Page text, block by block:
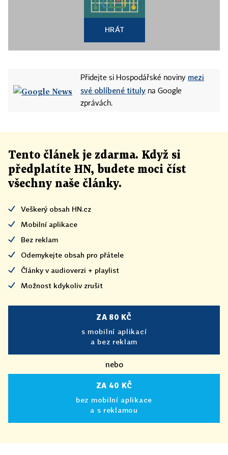
HRÁT
Přidejte si Hospodářské noviny mezi
své oblíbené tituly na Google
zprávách.
Tento článek je zdarma. Když si
předplatíte HN, budete moci číst
všechny naše články.
Veškerý obsah HN.cz
Mobilní aplikace
Bez reklam
Odemykejte obsah pro přátele
Články v audioverzi + playlist
Možnost kdykoliv zrušit
ZA 80 KČ
s mobilní aplikací
a bez reklam
nebo
ZA 40 KČ
bez mobilní aplikace
a s reklamou